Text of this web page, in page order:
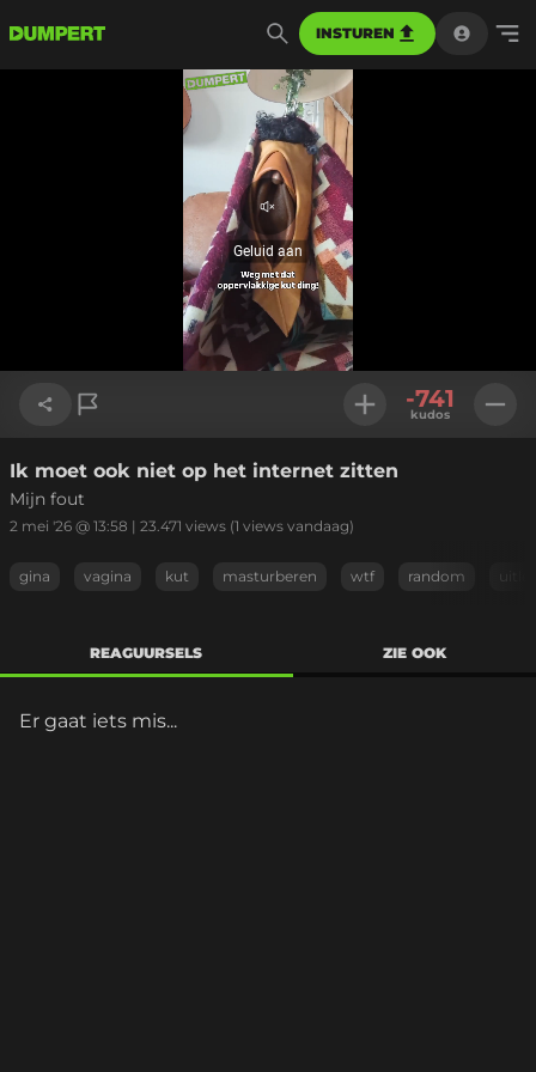
INSTUREN
Geluid
aan
Geluid aan
Link kopiëren
-741
kudos
Ik moet ook niet op het internet zitten
Mijn fout
2 mei '26 @ 13:58 | 23.471 views (1 views vandaag)
gina vagina kut masturberen wtf random
REAGUURSELS ZIE OOK
Er gaat iets mis...